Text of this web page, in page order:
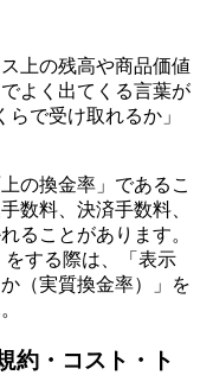
上の残高や商品価値
よく出てくる言葉が
らで受け取れるか」
の換金率」であるこ
数料、決済手数料、
ることがあります。
する際は、「表示
（実質換金率）」を
約・コスト・ト